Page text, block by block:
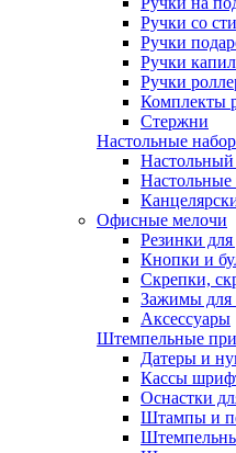
Ручки со
Ручки
Ручки
Ручки
Комплекты
Стержни
Настольные
Настольный
Офисные мелочи
Резинки для
Кнопки и
Скрепки,
Зажимы для
Аксессуары
Штемпельные
Датеры и
Кассы
Оснастки
Штампы и